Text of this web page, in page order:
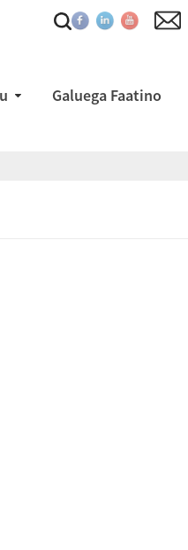
Galuega Faatino